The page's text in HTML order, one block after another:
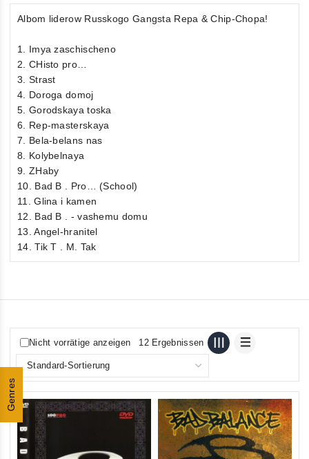
Genres
Albom liderow Russkogo Gangsta Repa & Chip-Chopa!
1. Imya zaschischeno
2. CHisto pro…
3. Strast
4. Doroga domoj
5. Gorodskaya toska
6. Rep-masterskaya
7. Bela-belans nas
8. Kolybelnaya
9. ZHaby
10. Bad B . Pro… (School)
11. Glina i kamen
12. Bad B . - vashemu domu
13. Angel-hranitel
14. Tik T . M. Tak
Nicht vorrätige anzeigen 12 Ergebnissen